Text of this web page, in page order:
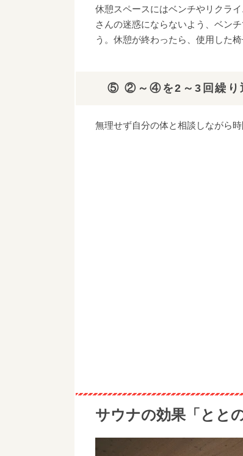
休憩スペースにはベンチやリクラ
さんの迷惑にならないよう、ベン
う。休憩が終わったら、使用した
⑤ ②～④を2～3回繰り
無理せず自分の体と相談しながら
サウナの効果「とと